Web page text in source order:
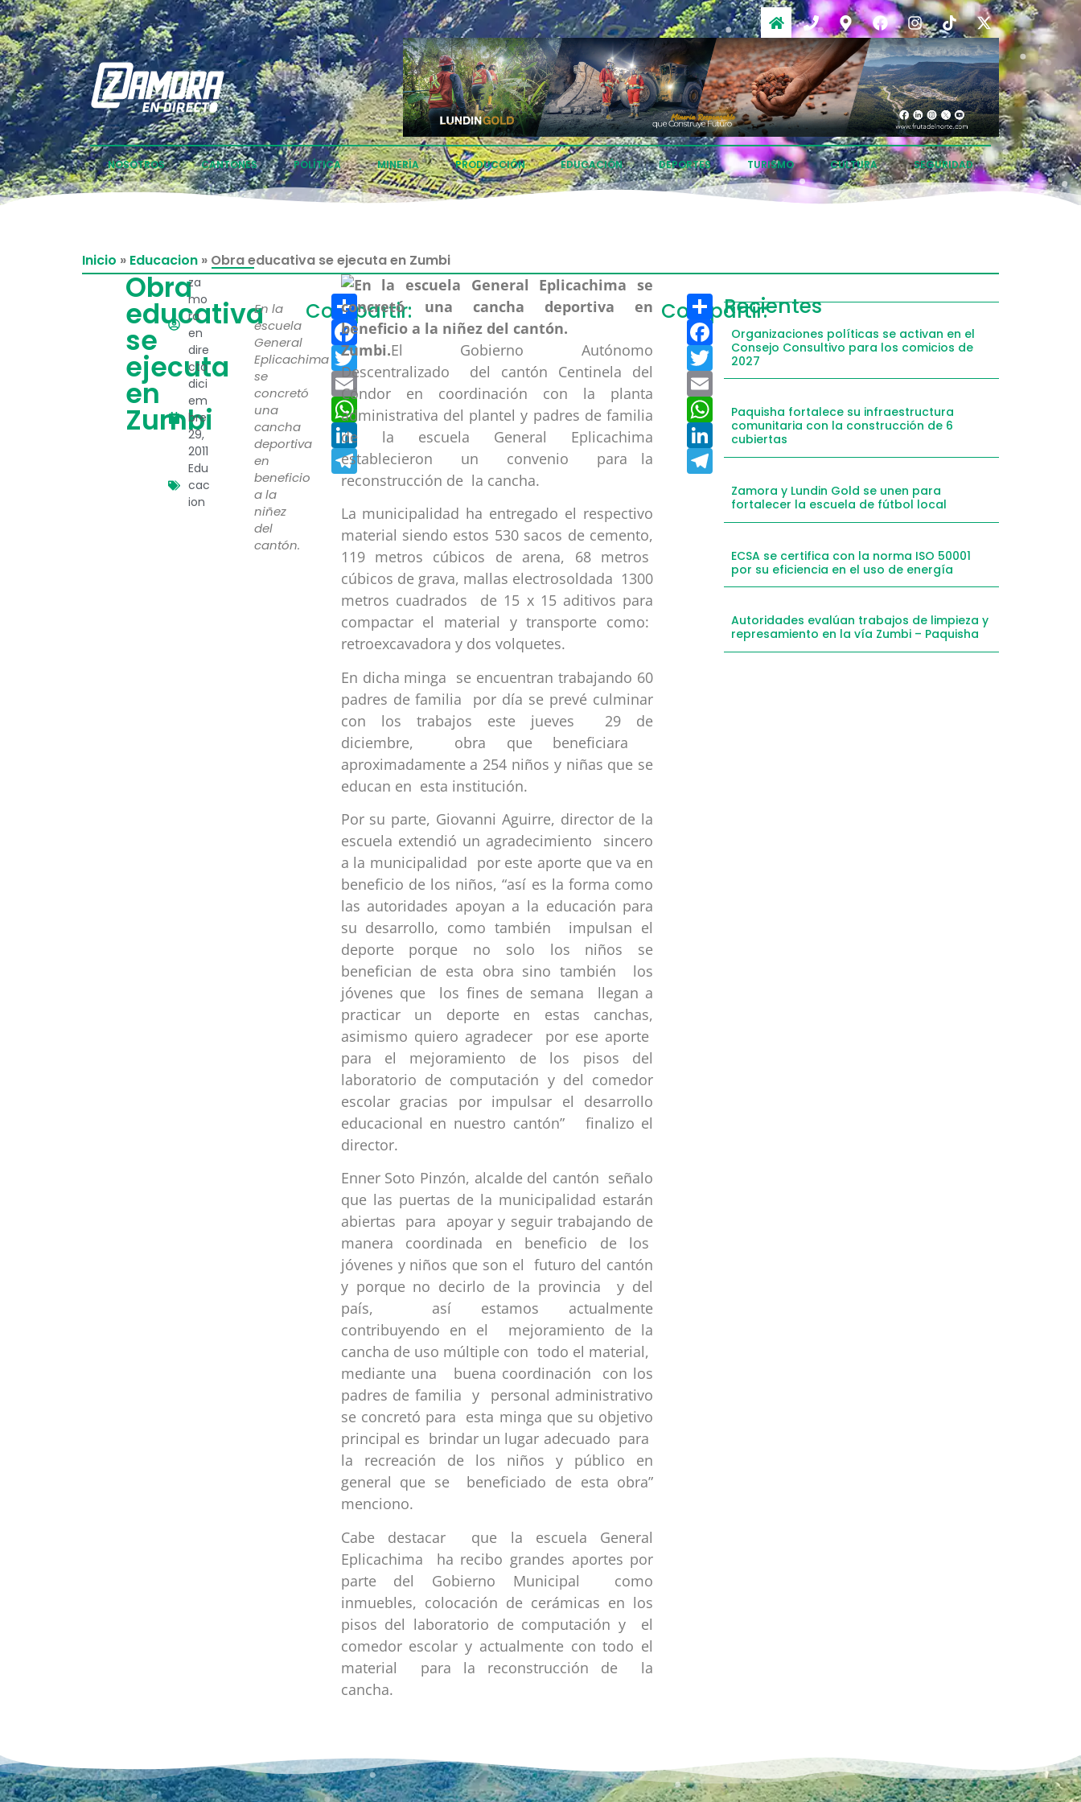
NOSOTROS CANTONES POLÍTICA MINERÍA PRODUCCIÓN EDUCACIÓN DEPORTES TURISMO CULTURA SEGURIDAD
Inicio » Educacion » Obra educativa se ejecuta en Zumbi
Obra
educativa
se
ejecuta
en
Zumbi
za
mo
ra
en
dire
cto
dici
em
bre
29,
2011
Edu
cac
ion
En la
escuela
General
Eplicachima
se
concretó
una
cancha
deportiva
en
beneficio
a la
niñez
del
cantón.
Compartir:
Compartir
Facebook
Twitter
Email
WhatsApp
LinkedIn
Telegram
Zumbi.El Gobierno Autónomo
Descentralizado del cantón Centinela del
Cóndor en coordinación con la planta
administrativa del plantel y padres de familia
de la escuela General Eplicachima
establecieron un convenio para la
reconstrucción de la cancha.
La municipalidad ha entregado el respectivo
material siendo estos 530 sacos de cemento,
119 metros cúbicos de arena, 68 metros
cúbicos de grava, mallas electrosoldada 1300
metros cuadrados de 15 x 15 aditivos para
compactar el material y transporte como:
retroexcavadora y dos volquetes.
En dicha minga se encuentran trabajando 60
padres de familia por día se prevé culminar
con los trabajos este jueves 29 de
diciembre, obra que beneficiara
aproximadamente a 254 niños y niñas que se
educan en esta institución.
Por su parte, Giovanni Aguirre, director de la
escuela extendió un agradecimiento sincero
a la municipalidad por este aporte que va en
beneficio de los niños, “así es la forma como
las autoridades apoyan a la educación para
su desarrollo, como también impulsan el
deporte porque no solo los niños se
benefician de esta obra sino también los
jóvenes que los fines de semana llegan a
practicar un deporte en estas canchas,
asimismo quiero agradecer por ese aporte
para el mejoramiento de los pisos del
laboratorio de computación y del comedor
escolar gracias por impulsar el desarrollo
educacional en nuestro cantón” finalizo el
director.
Enner Soto Pinzón, alcalde del cantón señalo
que las puertas de la municipalidad estarán
abiertas para apoyar y seguir trabajando de
manera coordinada en beneficio de los
jóvenes y niños que son el futuro del cantón
y porque no decirlo de la provincia y del
país, así estamos actualmente
contribuyendo en el mejoramiento de la
cancha de uso múltiple con todo el material,
mediante una buena coordinación con los
padres de familia y personal administrativo
se concretó para esta minga que su objetivo
principal es brindar un lugar adecuado para
la recreación de los niños y público en
general que se beneficiado de esta obra”
menciono.
Cabe destacar que la escuela General
Eplicachima ha recibo grandes aportes por
parte del Gobierno Municipal como
inmuebles, colocación de cerámicas en los
pisos del laboratorio de computación y el
comedor escolar y actualmente con todo el
material para la reconstrucción de la
cancha.
Compartir:
Compartir
Facebook
Twitter
Email
WhatsApp
LinkedIn
Telegram
Recientes
Organizaciones políticas se activan en el
Consejo Consultivo para los comicios de
2027
Paquisha fortalece su infraestructura
comunitaria con la construcción de 6
cubiertas
Zamora y Lundin Gold se unen para
fortalecer la escuela de fútbol local
ECSA se certifica con la norma ISO 50001
por su eficiencia en el uso de energía
Autoridades evalúan trabajos de limpieza y
represamiento en la vía Zumbi – Paquisha